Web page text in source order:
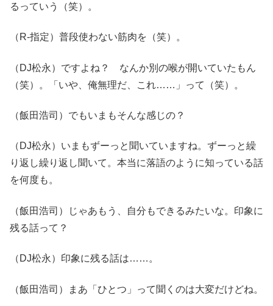
るっていう（笑）。
（R-指定）普段使わない筋肉を（笑）。
（DJ松永）ですよね？ なんか別の喉が開いていたもん
（笑）。「いや、俺無理だ、これ……」って（笑）。
（飯田浩司）でもいまもそんな感じの？
（DJ松永）いまもずーっと聞いていますね。ずーっと繰
り返し繰り返し聞いて。本当に落語のように知っている話
を何度も。
（飯田浩司）じゃあもう、自分もできるみたいな。印象に
残る話って？
（DJ松永）印象に残る話は……。
（飯田浩司）まあ「ひとつ」って聞くのは大変だけどね。